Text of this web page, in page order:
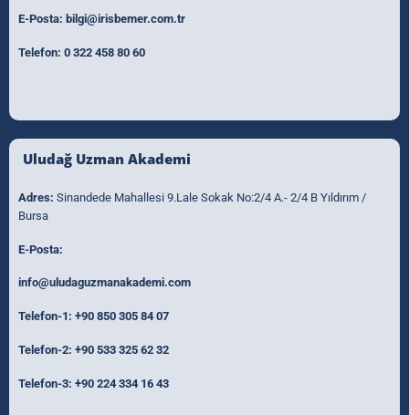
E-Posta: bilgi@irisbemer.com.tr
Telefon: 0 322 458 80 60
Uludağ Uzman Akademi
Adres: Sinandede Mahallesi 9.Lale Sokak No:2/4 A.- 2/4 B Yıldırım /
Bursa
E-Posta:
info@uludaguzmanakademi.com
Telefon-1: +90 850 305 84 07
Telefon-2: +90 533 325 62 32
Telefon-3: +90 224 334 16 43